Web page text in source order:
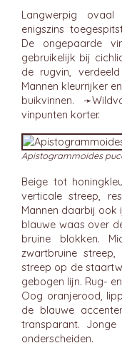
Langwerpig
enigszins
De ongepaarde
gebruikelijk bij
de rugvin,
Mannen kleurrijker
buikvinnen. ➛
vinpunten korter.
Apistogrammoides
Beige tot
verticale streep,
Mannen daarbij ook
blauwe waas over
bruine blokken.
zwartbruine
streep op de
gebogen lijn. Rug-
Oog oranjerood,
de blauwe
transparant.
onderscheiden.